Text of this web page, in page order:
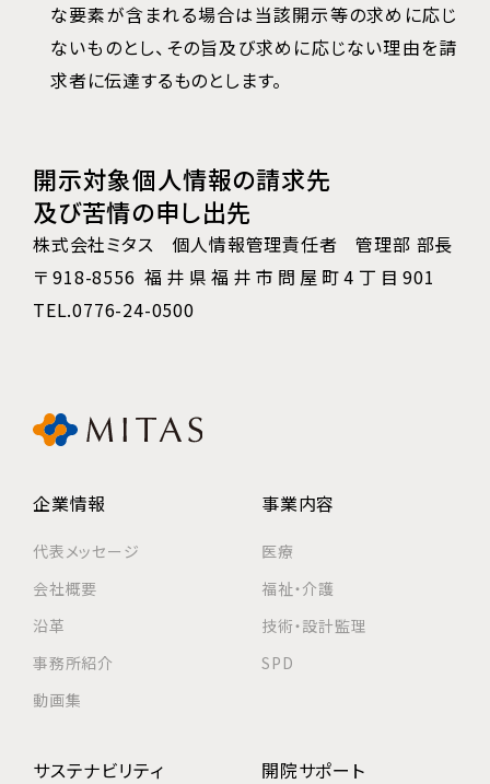
な要素が含まれる場合は当該開示等の求めに応じ
ないものとし、その旨及び求めに応じない理由を請
求者に伝達するものとします。
開示対象個人情報の請求先
及び苦情の申し出先
株式会社ミタス 個人情報管理責任者 管理部 部長
〒918-8556 福井県福井市問屋町4丁目901
TEL.0776-24-0500
企業情報
代表メッセージ
会社概要
沿革
事務所紹介
動画集
事業内容
医療
福祉・介護
技術・設計監理
SPD
サステナビリティ 開院サポート